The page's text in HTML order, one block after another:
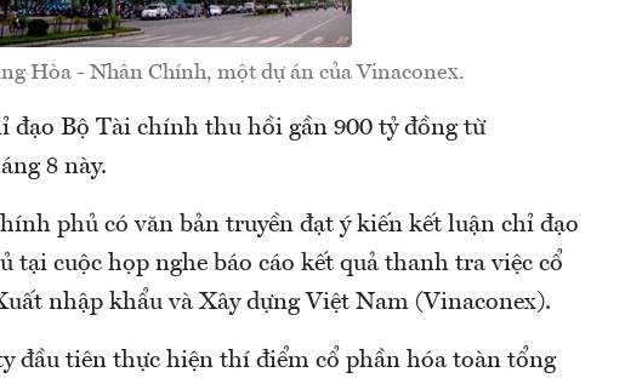
Hòa - Nhân Chính, một dự án của Vinaconex.
đạo Bộ Tài chính thu hồi gần 900 tỷ đồng từ
8 này.
phủ có văn bản truyền đạt ý kiến kết luận chỉ đạo
tại cuộc họp nghe báo cáo kết quả thanh tra việc cổ
nhập khẩu và Xây dựng Việt Nam (Vinaconex).
đầu tiên thực hiện thí điểm cổ phần hóa toàn tổng